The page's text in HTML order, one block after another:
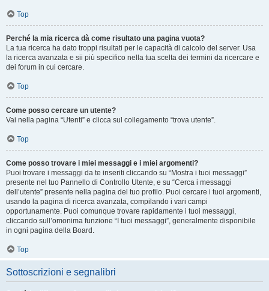
Top
Perché la mia ricerca dà come risultato una pagina vuota?
La tua ricerca ha dato troppi risultati per le capacità di calcolo del server. Usa
la ricerca avanzata e sii più specifico nella tua scelta dei termini da ricercare e
dei forum in cui cercare.
Top
Come posso cercare un utente?
Vai nella pagina “Utenti” e clicca sul collegamento “trova utente”.
Top
Come posso trovare i miei messaggi e i miei argomenti?
Puoi trovare i messaggi da te inseriti cliccando su “Mostra i tuoi messaggi”
presente nel tuo Pannello di Controllo Utente, e su “Cerca i messaggi
dell’utente” presente nella pagina del tuo profilo. Puoi cercare i tuoi argomenti,
usando la pagina di ricerca avanzata, compilando i vari campi
opportunamente. Puoi comunque trovare rapidamente i tuoi messaggi,
cliccando sull’omonima funzione “I tuoi messaggi”, generalmente disponibile
in ogni pagina della Board.
Top
Sottoscrizioni e segnalibri